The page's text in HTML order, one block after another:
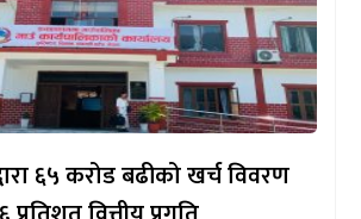
६५ करोड बढीको खर्च विवरण